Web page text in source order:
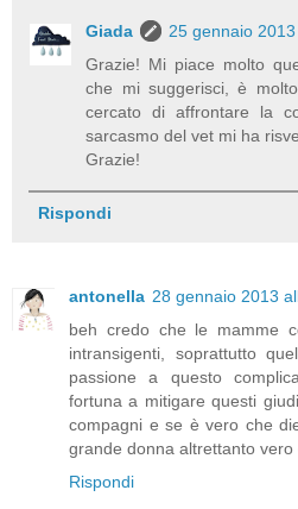
Giada
25 gennaio
Grazie! Mi piace molto
che mi suggerisci, è
cercato di affrontare la
sarcasmo del vet mi ha
Grazie!
Rispondi
antonella 28 gennaio 2013
beh credo che le mamme
intransigenti, soprattutto
passione a questo
fortuna a mitigare questi
compagni e se è vero che
grande donna altrettanto
Rispondi